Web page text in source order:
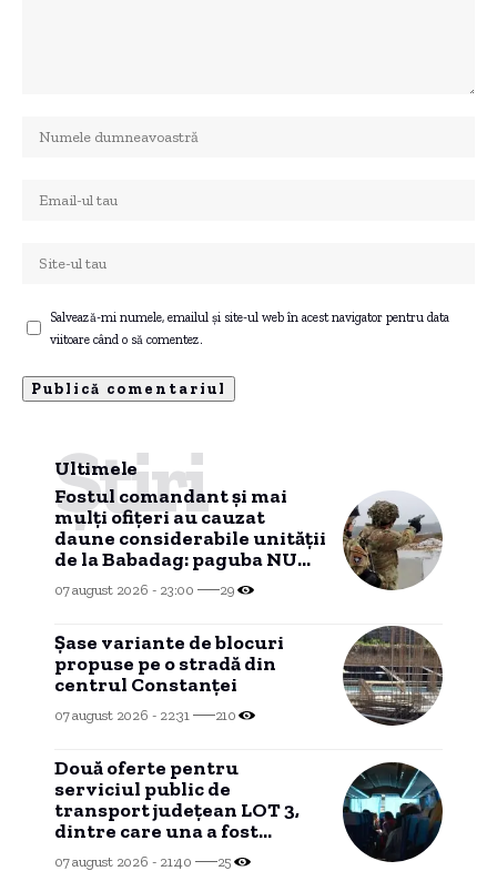
Salvează-mi numele, emailul și site-ul web în acest navigator pentru data
viitoare când o să comentez.
Ultimele
Știri
Fostul comandant și mai
mulți ofițeri au cauzat
daune considerabile unității
de la Babadag: paguba NU
mai poate fi recuperată
dintr-un motiv
07 august 2026 - 23:00 29
Șase variante de blocuri
propuse pe o stradă din
centrul Constanței
07 august 2026 - 22:31 210
Două oferte pentru
serviciul public de
transport județean LOT 3,
dintre care una a fost
declarată INADMISIBILĂ
07 august 2026 - 21:40 25